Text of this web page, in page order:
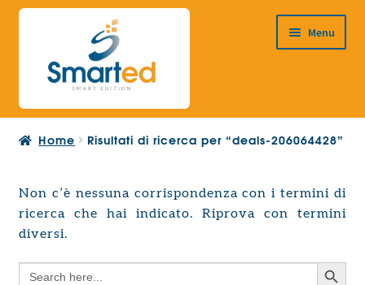
Vai
navigazione
Vai
contenuto
Menu
HOME
PRODOTTI
Espandi
il
child
PROGETTAZIONE EUROPEA
menu
Home Risultati di ricerca per “deals-206064428”
Non c’è nessuna corrispondenza con i termini di
ricerca che hai indicato. Riprova con termini
diversi.
Search
for:
Search Button